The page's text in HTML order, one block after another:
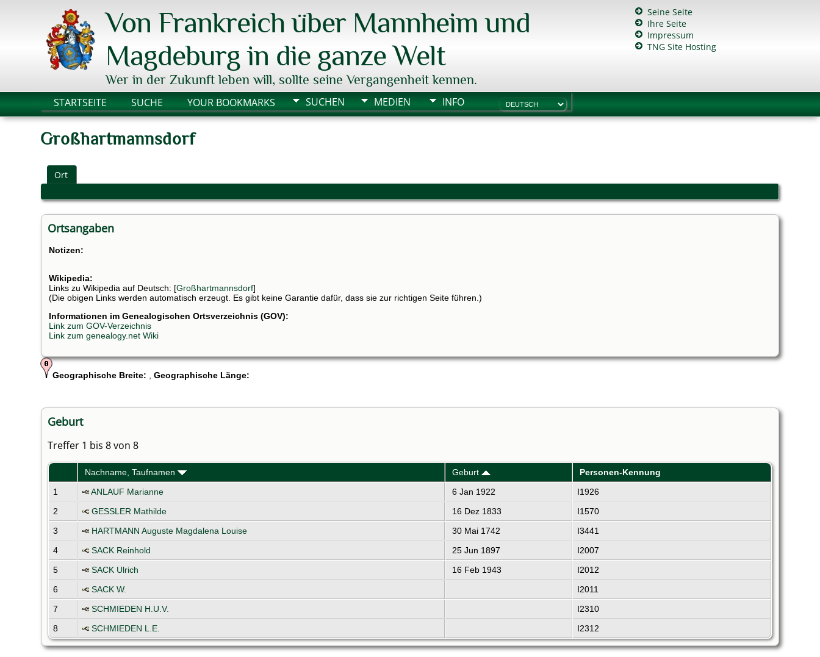
Von Frankreich über Mannheim und
Magdeburg in die ganze Welt
Wer in der Zukunft leben will, sollte seine Vergangenheit kennen.
Seine Seite
Ihre Seite
Impressum
TNG Site Hosting
STARTSEITE SUCHE YOUR BOOKMARKS SUCHEN MEDIEN INFO
Großhartmannsdorf
Ort
Ortsangaben
Notizen:
Wikipedia:
Links zu Wikipedia auf Deutsch: [Großhartmannsdorf]
(Die obigen Links werden automatisch erzeugt. Es gibt keine Garantie dafür, dass sie zur richtigen Seite führen.)
Informationen im Genealogischen Ortsverzeichnis (GOV):
Link zum GOV-Verzeichnis
Link zum genealogy.net Wiki
Geographische Breite: Geographische Länge:
Geburt
Treffer 1 bis 8 von 8
Nachname, Taufnamen Geburt
Personen-Kennung
1
ANLAUF Marianne 6 Jan 1922
I1926
2
GESSLER Mathilde 16 Dez 1833
I1570
3
HARTMANN Auguste Magdalena Louise 30 Mai 1742
I3441
4
SACK Reinhold 25 Jun 1897
I2007
5
SACK Ulrich 16 Feb 1943
I2012
6
SACK W.
I2011
7
SCHMIEDEN H.U.V.
I2310
8
SCHMIEDEN L.E. I2312